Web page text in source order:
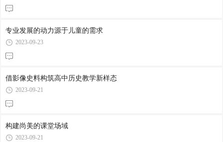
专业发展的动力源于儿童的需求
2023-09-23
借影像史料构筑高中历史教学新样态
2023-09-21
构建尚美的课堂场域
2023-09-21